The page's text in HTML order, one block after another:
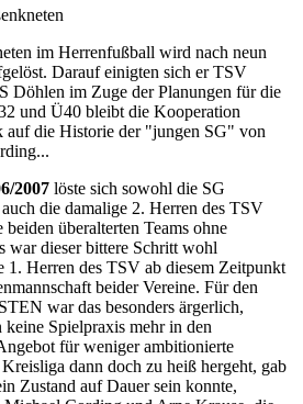
im Herrenfußball wird nach neun
Darauf einigten sich er TSV
Döhlen im Zuge der Planungen für die
und Ü40 bleibt die Kooperation
auf die Historie der "jungen SG" von
2007 löste sich sowohl die SG
die damalige 2. Herren des TSV
überalterten Teams ohne
war dieser bittere Schritt wohl
1. Herren des TSV ab diesem Zeitpunkt
beider Vereine. Für den
war das besonders ärgerlich,
Spielpraxis mehr in den
für weniger ambitionierte
dann doch zu heiß hergeht, gab
Zustand auf Dauer sein konnte,